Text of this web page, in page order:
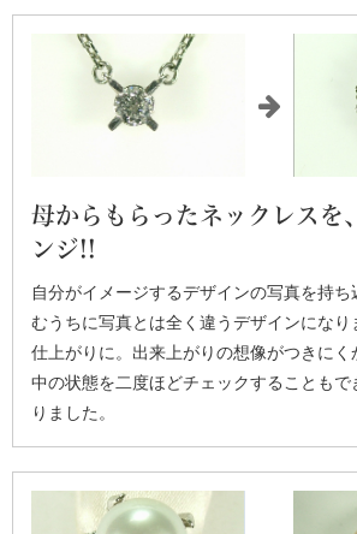
母からもらったネックレスを
ンジ!!
自分がイメージするデザインの写真を持
むうちに写真とは全く違うデザインにな
仕上がりに。出来上がりの想像がつきにく
中の状態を二度ほどチェックすることもで
りました。